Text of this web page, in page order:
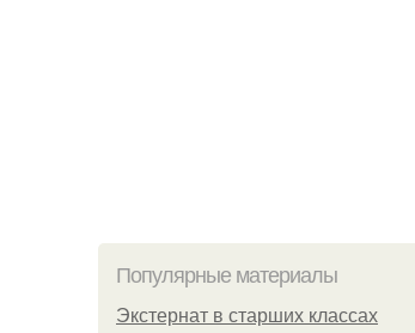
Популярные материалы
Экстернат в старших классах